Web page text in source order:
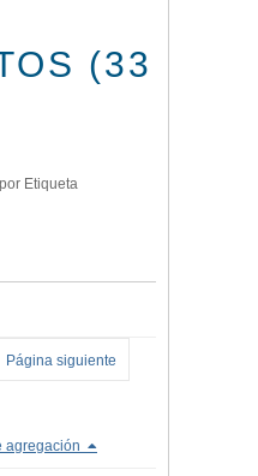
(33
Etiqueta
Página siguiente
agregación